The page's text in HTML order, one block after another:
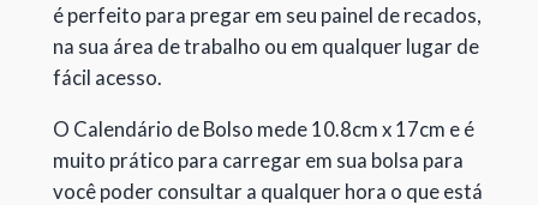
é perfeito para pregar em seu painel de recados,
na sua área de trabalho ou em qualquer lugar de
fácil acesso.
O Calendário de Bolso mede 10.8cm x 17cm e é
muito prático para carregar em sua bolsa para
você poder consultar a qualquer hora o que está